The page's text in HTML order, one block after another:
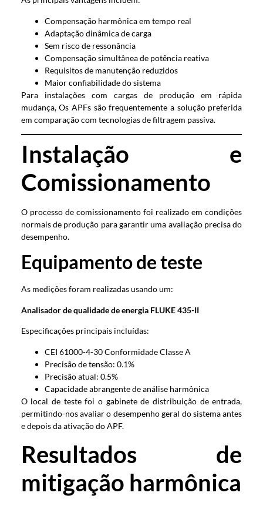
Compensação harmônica em tempo real
Adaptação dinâmica de carga
Sem risco de ressonância
Compensação simultânea de potência reativa
Requisitos de manutenção reduzidos
Maior confiabilidade do sistema
Para instalações com cargas de produção em rápida
mudança, Os APFs são frequentemente a solução preferida
em comparação com tecnologias de filtragem passiva.
Instalação e
Comissionamento
O processo de comissionamento foi realizado em condições
normais de produção para garantir uma avaliação precisa do
desempenho.
Equipamento de teste
As medições foram realizadas usando um:
Analisador de qualidade de energia FLUKE 435-II
Especificações principais incluídas:
CEI 61000-4-30 Conformidade Classe A
Precisão de tensão: 0.1%
Precisão atual: 0.5%
Capacidade abrangente de análise harmônica
O local de teste foi o gabinete de distribuição de entrada,
permitindo-nos avaliar o desempenho geral do sistema antes
e depois da ativação do APF.
Resultados de
mitigação harmônica